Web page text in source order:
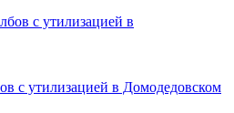
с утилизацией в Домодедовском